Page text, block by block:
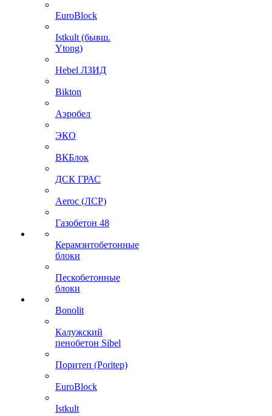
EuroBlock
Istkult (бывш.
Ytong)
Hebel ЛЗИД
Bikton
Аэробел
ЭКО
ВКБлок
ДСК ГРАС
Aeroc (ЛСР)
Газобетон 48
Керамзитобетонные
блоки
Пескобетонные
блоки
Bonolit
Калужский
пенобетон Sibel
Поритеп (Poritep)
EuroBlock
Istkult